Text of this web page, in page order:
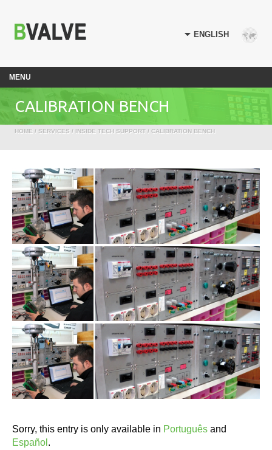
MENU
CALIBRATION BENCH
HOME / SERVICES / INSIDE TECH SUPPORT / CALIBRATION BENCH
Sorry, this entry is only available in Português and
Español .